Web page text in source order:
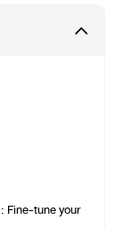
Fine-tune your